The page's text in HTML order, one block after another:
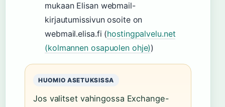
mukaan Elisan webmail-
kirjautumissivun osoite on
webmail.elisa.fi (hostingpalvelu.net
(kolmannen osapuolen ohje))
HUOMIO ASETUKSISSA
Jos valitset vahingossa Exchange-